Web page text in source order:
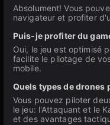
Absolument! Vous
navigateur et profiter
Puis-je profiter du
Oui, le jeu est optimisé
facilite le pilotage de
mobile.
Quels types de
Vous pouvez piloter
le jeu: l'Attaquant et le
et des avantages